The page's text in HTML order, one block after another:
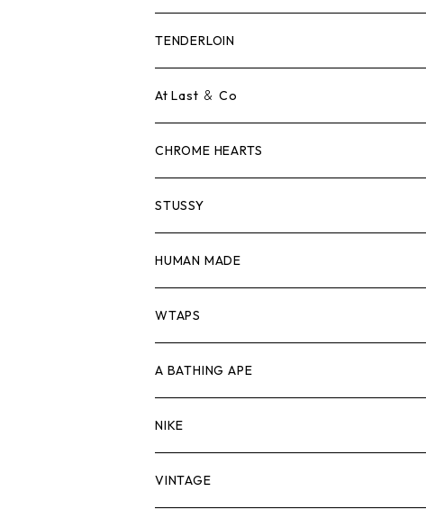
Tシャツ
ロンTEE
スウェット/ニット
シャツ
ジャケット
パンツ
キャップ・ハット
バッグ
シューズ
TENDERLOIN
Tシャツ
ロンTEE
スウェット/ニット
シャツ
ジャケット
パンツ
キャップ・ハット
バッグ
At Last ＆ Co
Tシャツ
ロンTEE
スウェット/ニット
シャツ
ジャケット
パンツ
キャップ・ハット
CHROME HEARTS
Tシャツ
ロンTEE
スウェット/ニット
シャツ
ジャケット
パンツ
STUSSY
Tシャツ
ロンTEE
スウェット/ニット
シャツ
ジャケット
HUMAN MADE
Tシャツ
ロンT
スウェット/ニット
シャツ
WTAPS
Tシャツ
ロンTEE
スウェット/ニット
A BATHING APE
Tシャツ
ロンTEE
NIKE
シューズ
VINTAGE